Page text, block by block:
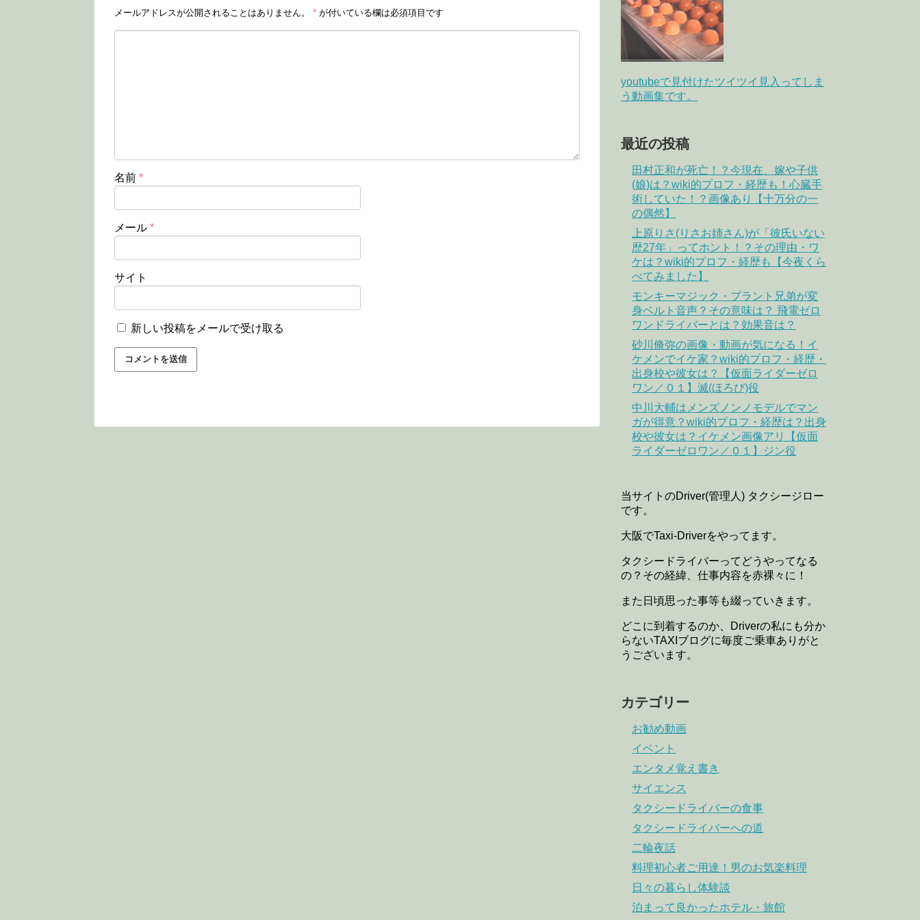
メールアドレスが公開されることはありません。 * が付いている欄は必須項目です
名前 *
メール *
サイト
新しい投稿をメールで受け取る
youtubeで見付けたツイツイ見入ってしま
う動画集です。
最近の投稿
田村正和が死亡！？今現在、嫁や子供
(娘)は？wiki的プロフ・経歴も！心臓手
術していた！？画像あり【十万分の一
の偶然】
上原りさ(りさお姉さん)が「彼氏いない
歴27年」ってホント！？その理由・ワ
ケは？wiki的プロフ・経歴も【今夜くら
べてみました】
モンキーマジック・プラント兄弟が変
身ベルト音声？その意味は？ 飛電ゼロ
ワンドライバーとは？効果音は？
砂川脩弥の画像・動画が気になる！イ
ケメンでイケ家？wiki的プロフ・経歴・
出身校や彼女は？【仮面ライダーゼロ
ワン／０１】滅(ほろび)役
中川大輔はメンズノンノモデルでマン
ガが得意？wiki的プロフ・経歴は？出身
校や彼女は？イケメン画像アリ【仮面
ライダーゼロワン／０１】ジン役
当サイトのDriver(管理人) タクシージロー
です。
大阪でTaxi-Driverをやってます。
タクシードライバーってどうやってなる
の？その経緯、仕事内容を赤裸々に！
また日頃思った事等も綴っていきます。
どこに到着するのか、Driverの私にも分か
らないTAXIブログに毎度ご乗車ありがと
うございます。
カテゴリー
お勧め動画
イベント
エンタメ覚え書き
サイエンス
タクシードライバーの食事
タクシードライバーへの道
二輪夜話
料理初心者ご用達！男のお気楽料理
日々の暮らし体験談
泊まって良かったホテル・旅館